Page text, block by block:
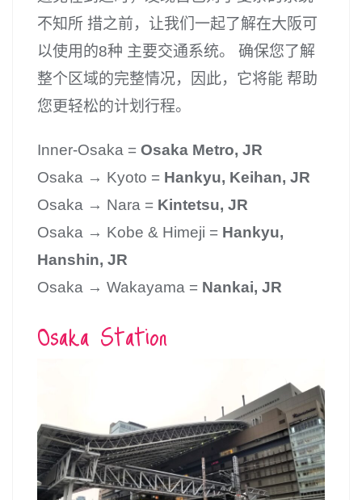
不知所 措之前，让我们一起了解在大阪可
以使用的8种 主要交通系统。 确保您了解
整个区域的完整情况，因此，它将能 帮助
您更轻松的计划行程。
Inner-Osaka = Osaka Metro, JR
Osaka → Kyoto = Hankyu, Keihan, JR
Osaka → Nara = Kintetsu, JR
Osaka → Kobe & Himeji = Hankyu,
Hanshin, JR
Osaka → Wakayama = Nankai, JR
Osaka Station